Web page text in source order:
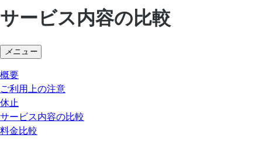
サービス内容の比較
メニュー
概要
ご利用上の注意
休止
サービス内容の比較
料金比較